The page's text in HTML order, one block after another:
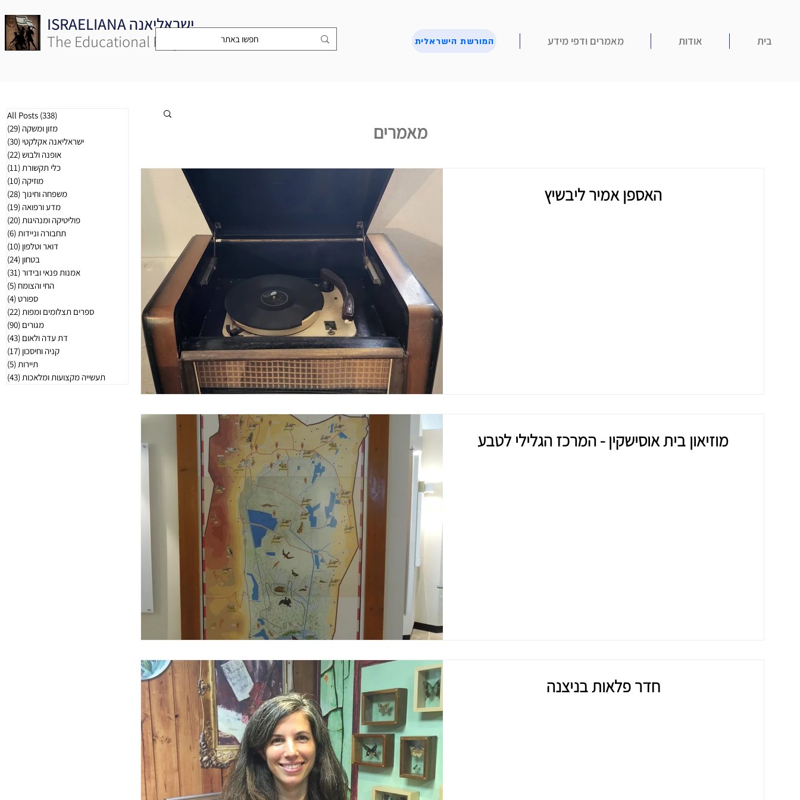
ISRAELIANA ישראליאנה
The Educational Project המורשת הישראלית בית אודות מאמרים ודפי מידע
All Posts (338)
מזון ומשקה(29)
ישראליאנה אקלקטי (30)
אופנה ולבוש(22)
כלי תקשורת(11)
מוזיקה(10)
משפחה וחינוך(28)
מדע ורפואה(19)
פוליטיקה ומנהיגות(20)
תחבורה וניידות(6)
דואר וטלפון (10)
בטחון (24)
אמנות פנאי ובידור(31)
החי והצומח(5)
ספורט(4)
ספרים תצלומים ומפות(22)
מגורים (90)
דת עדה ולאום (43)
קניה וחיסכון (17)
תיירות(5)
תעשייה מקצועות ומלאכות(43)
האספן אמיר ליבשיץ
מוזיאון בית אוסישקין - המרכז הגלילי לטבע
חדר פלאות בניצנה
מאמרים